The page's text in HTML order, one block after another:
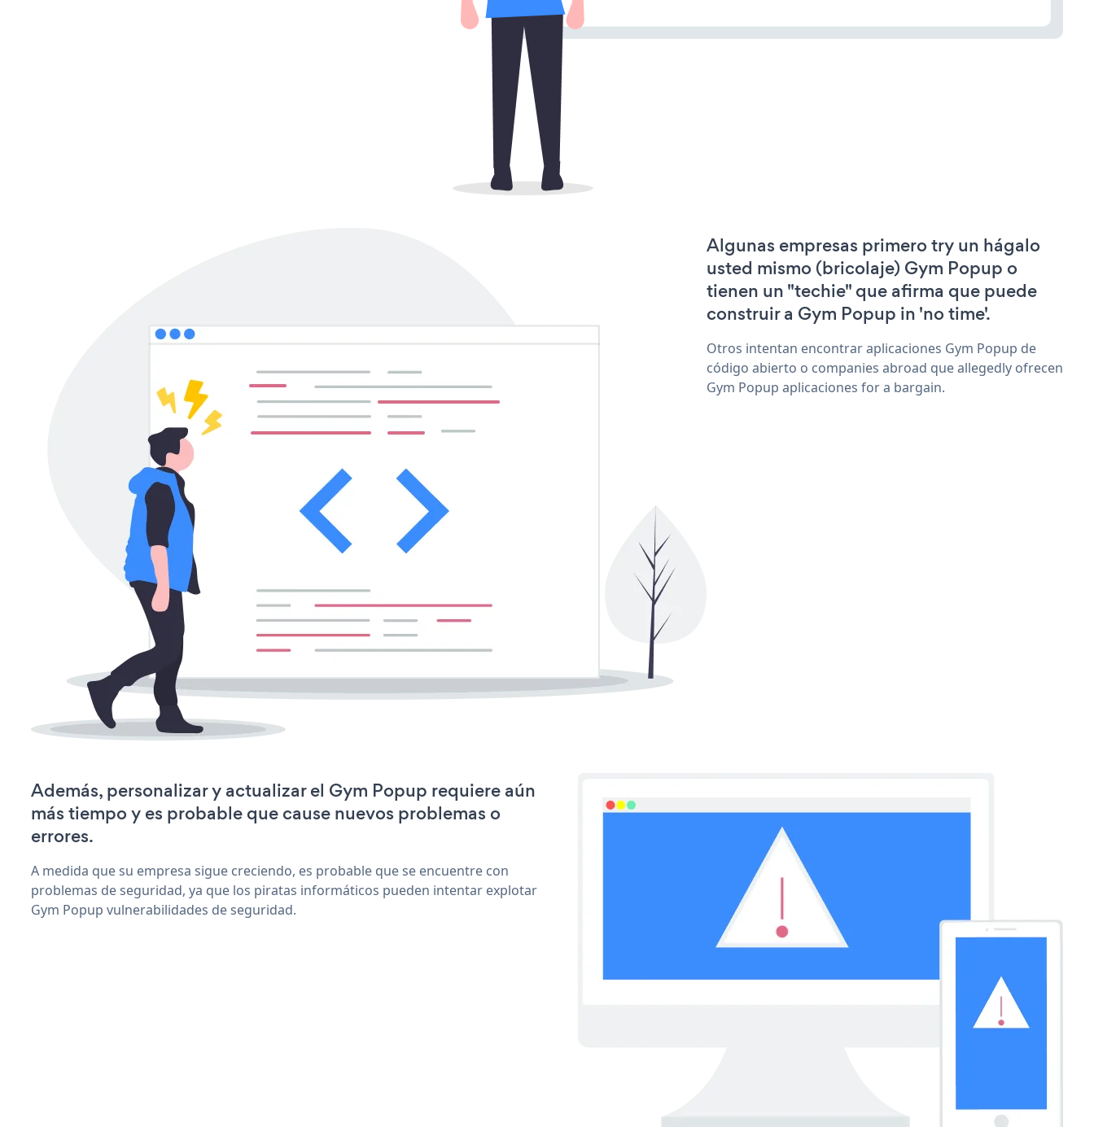
Algunas empresas primero try un hágalo
usted mismo (bricolaje) Gym Popup o
tienen un "techie" que afirma que puede
construir a Gym Popup in 'no time'.
Otros intentan encontrar aplicaciones Gym Popup de
código abierto o companies abroad que allegedly ofrecen
Gym Popup aplicaciones for a bargain.
Además, personalizar y actualizar el Gym Popup requiere aún
más tiempo y es probable que cause nuevos problemas o
errores.
A medida que su empresa sigue creciendo, es probable que se encuentre con
problemas de seguridad, ya que los piratas informáticos pueden intentar explotar
Gym Popup vulnerabilidades de seguridad.